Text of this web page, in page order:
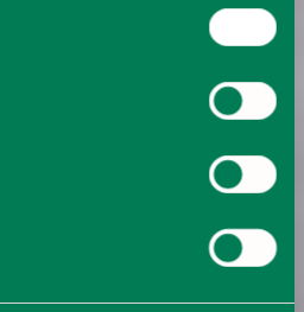
Webseite weiterhin nutzen.